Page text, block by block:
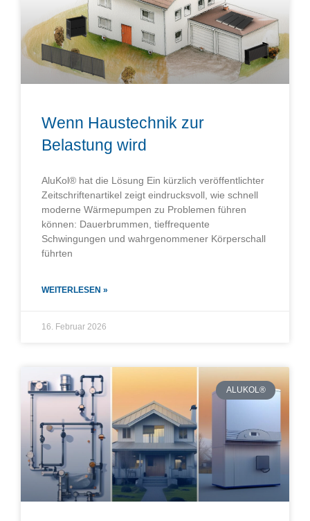
Wenn Haustechnik zur
Belastung wird
AluKol® hat die Lösung Ein kürzlich veröffentlichter
Zeitschriftenartikel zeigt eindrucksvoll, wie schnell
moderne Wärmepumpen zu Problemen führen
können: Dauerbrummen, tieffrequente
Schwingungen und wahrgenommener Körperschall
führten
WEITERLESEN »
16. Februar 2026
ALUKOL®